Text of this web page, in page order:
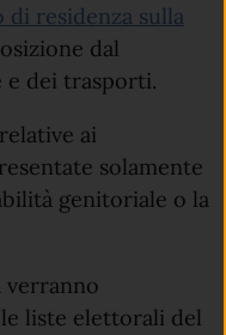
di residenza sulla
dal
dei trasporti.
ai
solamente
genitoriale o la
verranno
liste elettorali del